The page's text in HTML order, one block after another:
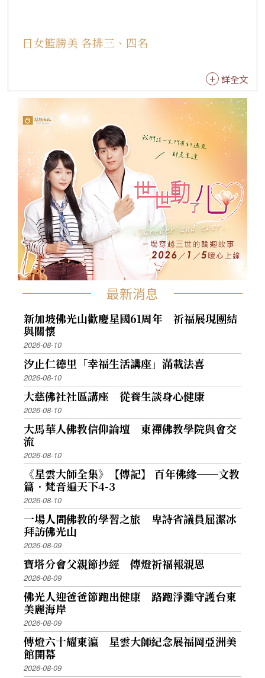
日女籃勝美 各排三、四名
詳全文
最新消息
新加坡佛光山歡慶星國61周年 祈福展現團結
與關懷
2026-08-10
汐止仁德里「幸福生活講座」滿載法喜
2026-08-10
大慈佛社社區講座 從養生談身心健康
2026-08-10
大馬華人佛教信仰論壇 東禪佛教學院與會交
流
2026-08-10
《星雲大師全集》【傳記】 百年佛緣──文教
篇．梵音遍天下4-3
2026-08-10
一場人間佛教的學習之旅 卑詩省議員屈潔冰
拜訪佛光山
2026-08-09
寶塔分會父親節抄經 傳燈祈福報親恩
2026-08-09
佛光人迎爸爸節跑出健康 路跑淨灘守護台東
美麗海岸
2026-08-09
傳燈六十耀東瀛 星雲大師紀念展福岡亞洲美
館開幕
2026-08-09